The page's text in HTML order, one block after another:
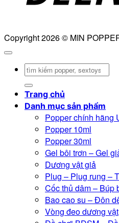
Copyright 2026 © MIN
Tìm
Trang chủ
Danh mục sản phẩm
Popper chính hãng
Popper 10ml
Popper 30ml
Gel bôi trơn – Gel
Dương vật giả
Plug – Plug rung –
Cốc thủ dâm – Búp
Bao cao su – Đôn
Vòng đeo dương vật